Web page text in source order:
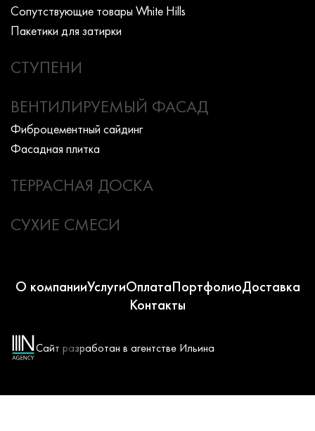
Сопутствующие товары White Hills
Пакетики для затирки
СТУПЕНИ
ВЕНТИЛИРУЕМЫЙ ФАСАД
Фиброцементный сайдинг
Фасадная плитка
ТЕРРАСНАЯ ДОСКА
СУХИЕ СМЕСИ
О компанииУслугиОплатаПортфолиоДоставка
Контакты
Сайт разработан в агентстве Ильина